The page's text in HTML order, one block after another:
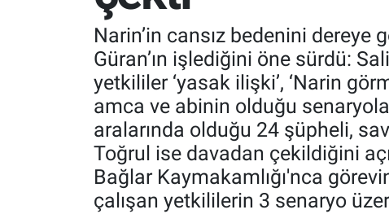
Narin’in cansız bedenini
Güran’ın işlediğini öne sürdü:
yetkililer ‘yasak ilişki’, ‘Narin
amca ve abinin olduğu
aralarında olduğu 24 şüpheli,
Toğrul ise davadan çekildiğini
Bağlar Kaymakamlığı'nca
çalışan yetkililerin 3 senaryo